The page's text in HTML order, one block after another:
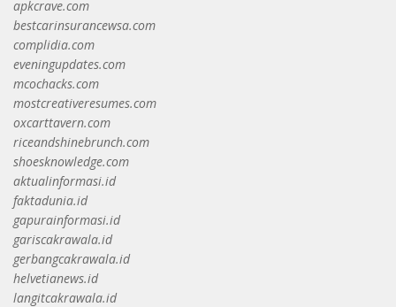
apkcrave.com
bestcarinsurancewsa.com
complidia.com
eveningupdates.com
mcochacks.com
mostcreativeresumes.com
oxcarttavern.com
riceandshinebrunch.com
shoesknowledge.com
aktualinformasi.id
faktadunia.id
gapurainformasi.id
gariscakrawala.id
gerbangcakrawala.id
helvetianews.id
langitcakrawala.id